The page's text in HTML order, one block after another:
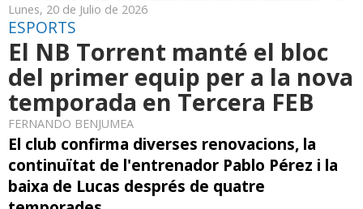
Lunes, 20 de Julio de 2026
ESPORTS
El NB Torrent manté el bloc
del primer equip per a la nova
temporada en Tercera FEB
FERNANDO BENJUMEA
El club confirma diverses renovacions, la
continuïtat de l'entrenador Pablo Pérez i la
baixa de Lucas després de quatre